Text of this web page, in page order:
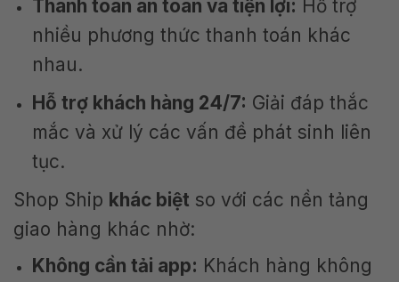
Thanh toán an toàn và tiện lợi: Hỗ trợ
nhiều phương thức thanh toán khác
nhau.
Hỗ trợ khách hàng 24/7: Giải đáp thắc
mắc và xử lý các vấn đề phát sinh liên
tục.
Shop Ship khác biệt so với các nền tảng
giao hàng khác nhờ:
Không cần tải app: Khách hàng không